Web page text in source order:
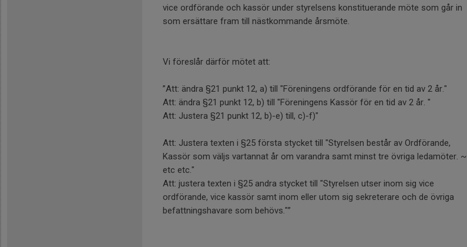
vice ordförande och kassör under styrelsens konstituerande möte som går in
som ersättare fram till nästkommande årsmöte.
Vi föreslår därför mötet att:
”Att: ändra §21 punkt 12, a) till "Föreningens ordförande för en tid av 2 år."
Att: ändra §21 punkt 12, b) till "Föreningens Kassör för en tid av 2 år. "
Att: Justera §21 punkt 12, b)-e) till, c)-f)"
Att: Justera texten i §25 första stycket till "Styrelsen består av Ordförande,
Kassör som väljs vartannat år om varandra samt minst tre övriga ledamöter. ~
etc etc."
Att: justera texten i §25 andra stycket till "Styrelsen utser inom sig vice
ordförande, vice kassör samt inom eller utom sig sekreterare och de övriga
befattningshavare som behövs."”